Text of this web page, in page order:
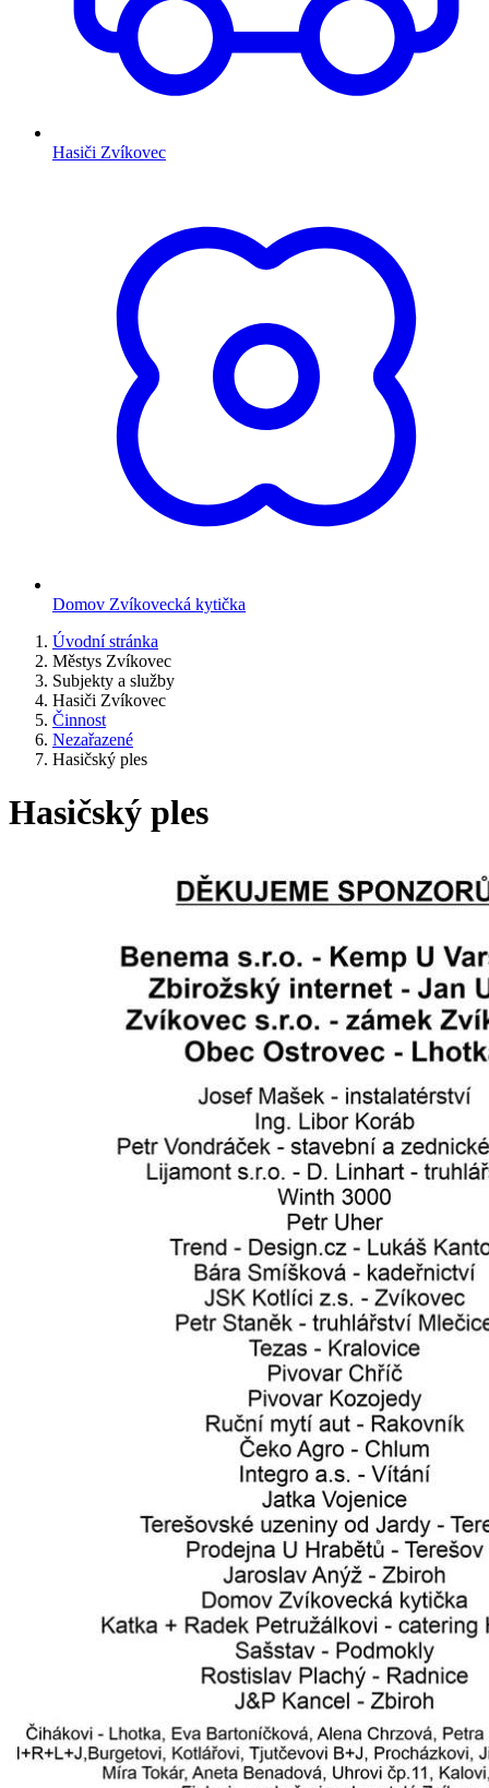
Hasiči Zvíkovec
Domov Zvíkovecká kytička
Úvodní stránka
Městys Zvíkovec
Subjekty a služby
Hasiči Zvíkovec
Činnost
Nezařazené
Hasičský ples
Hasičský ples